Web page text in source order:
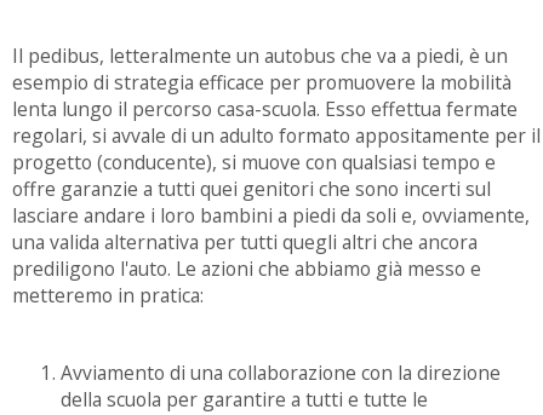
Il pedibus, letteralmente un autobus che va a piedi, è un
esempio di strategia efficace per promuovere la mobilità
lenta lungo il percorso casa-scuola. Esso effettua fermate
regolari, si avvale di un adulto formato appositamente per il
progetto (conducente), si muove con qualsiasi tempo e
offre garanzie a tutti quei genitori che sono incerti sul
lasciare andare i loro bambini a piedi da soli e, ovviamente,
una valida alternativa per tutti quegli altri che ancora
prediligono l'auto. Le azioni che abbiamo già messo e
metteremo in pratica:
Avviamento di una collaborazione con la direzione
della scuola per garantire a tutti e tutte le